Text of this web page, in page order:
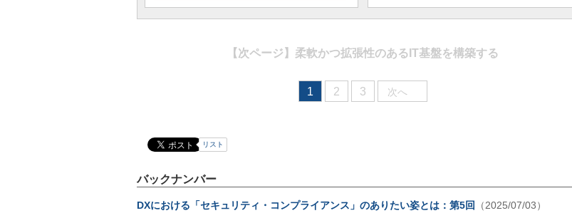
【次ページ】 柔軟かつ拡張性のあるIT基盤を構築する
1 2 3 次へ
リスト
バックナンバー
DXにおける「セキュリティ・コンプライアンス」のありたい姿とは：第5回 （2025/07/03）